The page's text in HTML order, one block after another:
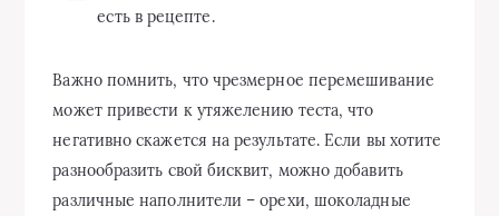
есть в рецепте.
Важно помнить, что чрезмерное перемешивание
может привести к утяжелению теста, что
негативно скажется на результате. Если вы хотите
разнообразить свой бисквит, можно добавить
различные наполнители – орехи, шоколадные